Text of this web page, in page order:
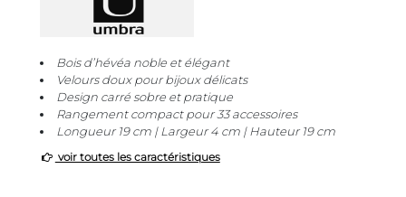
Bois d’hévéa noble et élégant
Velours doux pour bijoux délicats
Design carré sobre et pratique
Rangement compact pour 33 accessoires
Longueur 19 cm | Largeur 4 cm | Hauteur 19 cm
voir toutes les caractéristiques